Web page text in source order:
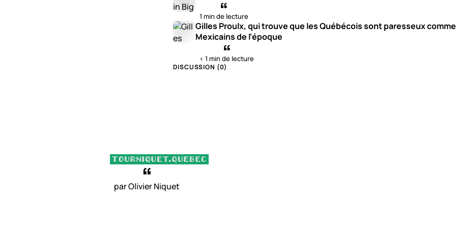
1 min de lecture
Gilles Proulx, qui trouve que les Québécois sont paresseux
Mexicains de l'époque
< 1 min de lecture
DISCUSSION (0)
par Olivier Niquet